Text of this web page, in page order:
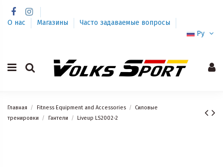
О нас Магазины
Часто задаваемые вопросы
Ру
Главная Fitness Equipment and Accessories
Силовые
тренировки
Гантели Liveup LS2002-2